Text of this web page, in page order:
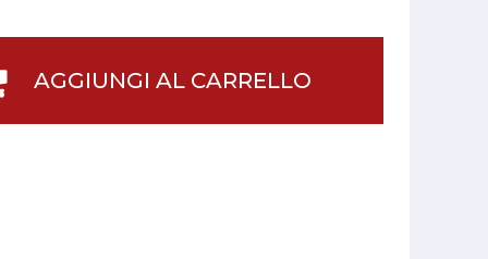
AGGIUNGI AL CARRELLO